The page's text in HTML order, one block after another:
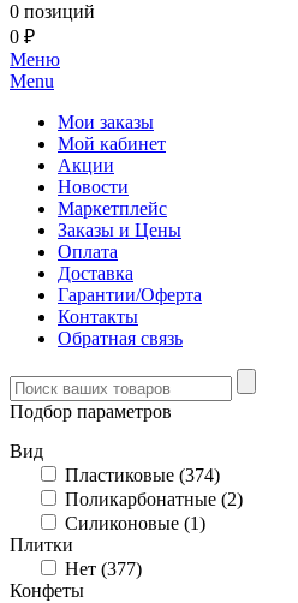
0 позиций
0 ₽
Меню
Menu
Мои заказы
Мой кабинет
Акции
Новости
Маркетплейс
Заказы и Цены
Оплата
Доставка
Гарантии/Оферта
Контакты
Обратная связь
Подбор параметров
Вид
Пластиковые (374)
Поликарбонатные (2)
Силиконовые (1)
Плитки
Нет (377)
Конфеты